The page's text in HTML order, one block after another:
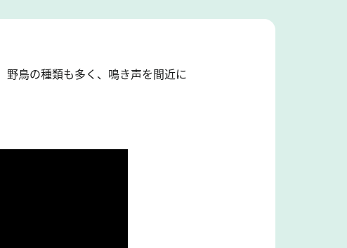
鳥の種類も多く、鳴き声を間近に